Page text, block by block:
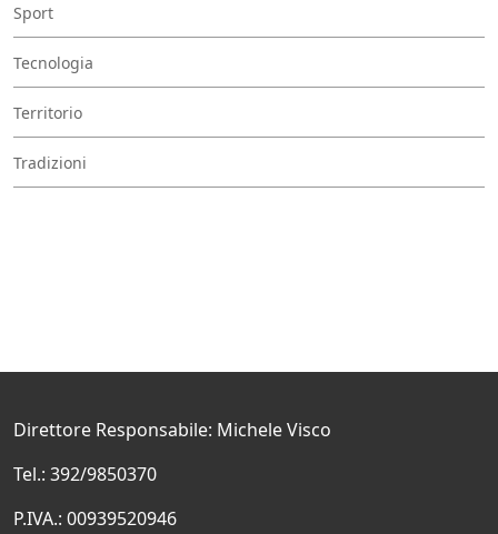
Sport
Tecnologia
Territorio
Tradizioni
Direttore Responsabile: Michele Visco
Tel.: 392/9850370
P.IVA.: 00939520946